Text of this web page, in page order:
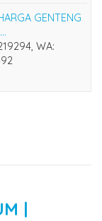
GENTENG
WA:
|